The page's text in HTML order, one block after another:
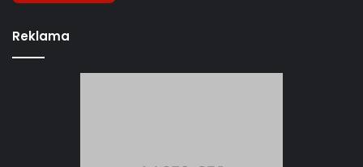
Reklama